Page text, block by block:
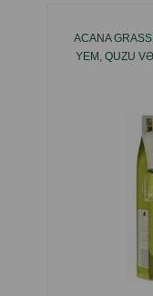
ACANA
YEM, QUZU